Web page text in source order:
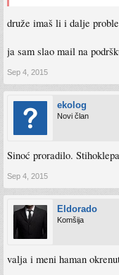
druže imaš li i dalje
ja sam slao mail na
Sep 4, 2015
ekolog
Novi član
Sinoć proradilo.
Sep 4, 2015
Eldorado
Komšija
valja i meni haman